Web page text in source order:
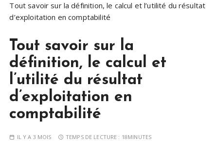
Tout savoir sur la définition, le calcul et l’utilité du résultat
d’exploitation en comptabilité
Tout savoir sur la
définition, le calcul et
l’utilité du résultat
d’exploitation en
comptabilité
IL Y A 3 MOIS TEMPS DE LECTURE : 18MINUTES